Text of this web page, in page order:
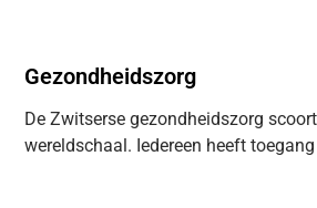
Gezondheidszorg
De Zwitserse gezondheidszorg
wereldschaal. Iedereen heeft